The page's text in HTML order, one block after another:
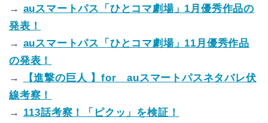
→ auスマートパス「ひとコマ劇場」1月優秀作品の
発表！
→ auスマートパス「ひとコマ劇場」11月優秀作品
の発表！
→
【進撃の巨人 】for auスマートパスネタバレ伏
線考察！
→ 113話考察！「ピクッ」を検証！